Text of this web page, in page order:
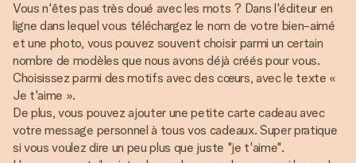
Vous n'êtes pas très doué avec les mots ? Dans l'éditeur en
ligne dans lequel vous téléchargez le nom de votre bien-aimé
et une photo, vous pouvez souvent choisir parmi un certain
nombre de modèles que nous avons déjà créés pour vous.
Choisissez parmi des motifs avec des cœurs, avec le texte «
Je t'aime ».
De plus, vous pouvez ajouter une petite carte cadeau avec
votre message personnel à tous vos cadeaux. Super pratique
si vous voulez dire un peu plus que juste "je t'aime".